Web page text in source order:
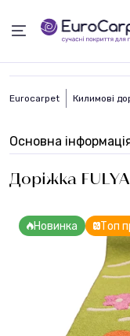
Eurocarpet Килимові
Основна
Доріжка
Новинка Топ